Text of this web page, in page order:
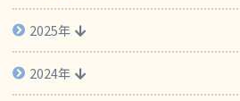
2025年
2024年